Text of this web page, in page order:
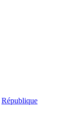
République